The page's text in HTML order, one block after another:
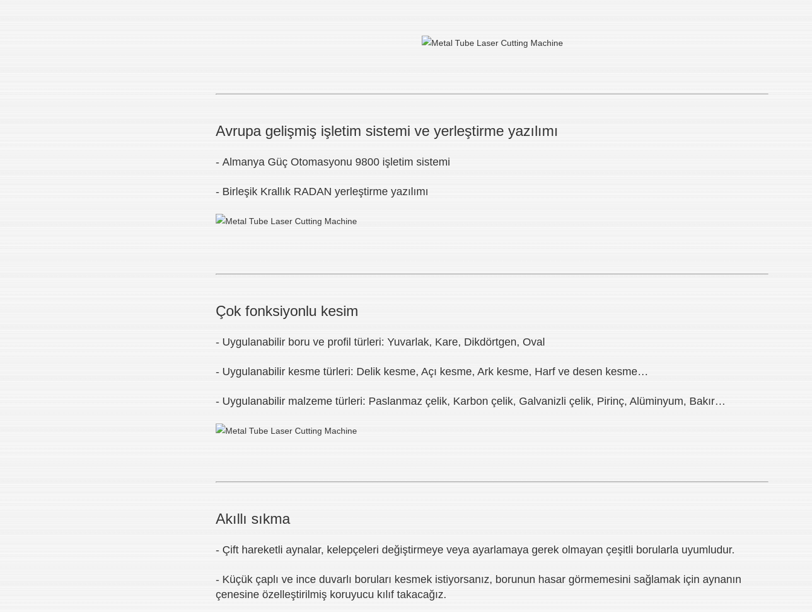
Avrupa gelişmiş işletim sistemi ve yerleştirme yazılımı
- Almanya Güç Otomasyonu 9800 işletim sistemi
- Birleşik Krallık RADAN yerleştirme yazılımı
Çok fonksiyonlu kesim
- Uygulanabilir boru ve profil türleri: Yuvarlak, Kare, Dikdörtgen, Oval
- Uygulanabilir kesme türleri: Delik kesme, Açı kesme, Ark kesme, Harf ve desen kesme…
- Uygulanabilir malzeme türleri: Paslanmaz çelik, Karbon çelik, Galvanizli çelik, Pirinç, Alüminyum, Bakır…
Akıllı sıkma
- Çift hareketli aynalar, kelepçeleri değiştirmeye veya ayarlamaya gerek olmayan çeşitli borularla uyumludur.
- Küçük çaplı ve ince duvarlı boruları kesmek istiyorsanız, borunun hasar görmemesini sağlamak için aynanın
çenesine özelleştirilmiş koruyucu kılıf takacağız.